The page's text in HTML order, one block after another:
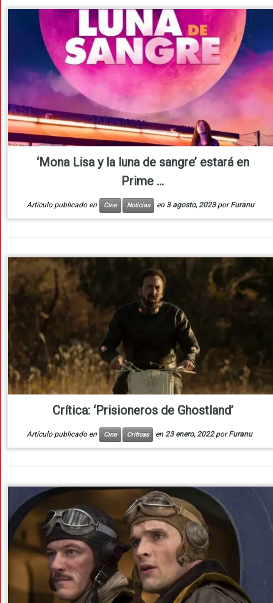
‘Mona Lisa y la luna de sangre’ estará en
Prime ...
Artículo publicado en Cine Noticias en 3 agosto, 2023 porFuranu
Crítica: ‘Prisioneros de Ghostland’
Artículo publicado en Cine Críticas en 23 enero, 2022 porFuranu